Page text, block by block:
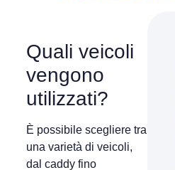
Quali veicoli
vengono
utilizzati?
È possibile scegliere tra
una varietà di veicoli,
dal caddy fino